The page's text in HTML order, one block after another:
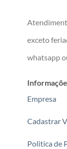
exceto
whatsapp
Empresa
Cadastrar
Politica de